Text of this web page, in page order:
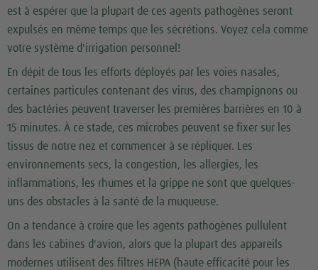
est à espérer que la plupart de ces agents pathogènes seront
expulsés en même temps que les sécrétions. Voyez cela comme
votre système d'irrigation personnel!
En dépit de tous les efforts déployés par les voies nasales,
certaines particules contenant des virus, des champignons ou
des bactéries peuvent traverser les premières barrières en 10 à
15 minutes. À ce stade, ces microbes peuvent se fixer sur les
tissus de notre nez et commencer à se répliquer. Les
environnements secs, la congestion, les allergies, les
inflammations, les rhumes et la grippe ne sont que quelques-
uns des obstacles à la santé de la muqueuse.
On a tendance à croire que les agents pathogènes pullulent
dans les cabines d'avion, alors que la plupart des appareils
modernes utilisent des filtres HEPA (haute efficacité pour les